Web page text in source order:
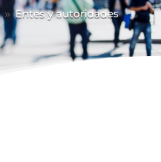
9 Entes y autoridades